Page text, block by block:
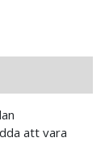
att vara